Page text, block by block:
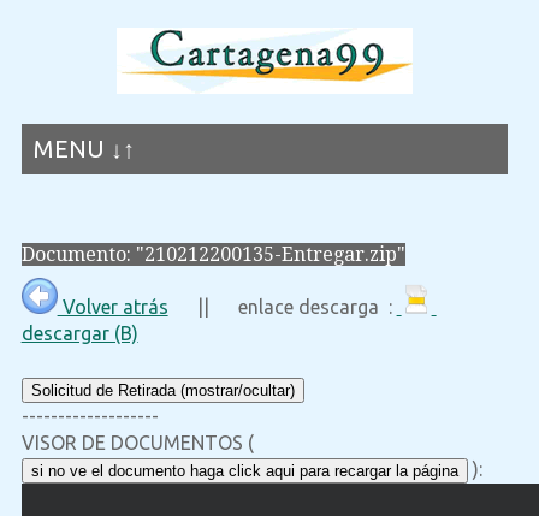
MENU ↓↑
Documento: "210212200135-Entregar.zip"
Volver atrás || enlace descarga :
descargar (B)
Solicitud de Retirada (mostrar/ocultar)
-------------------
VISOR DE DOCUMENTOS (
si no ve el documento haga click aqui para recargar la página ):